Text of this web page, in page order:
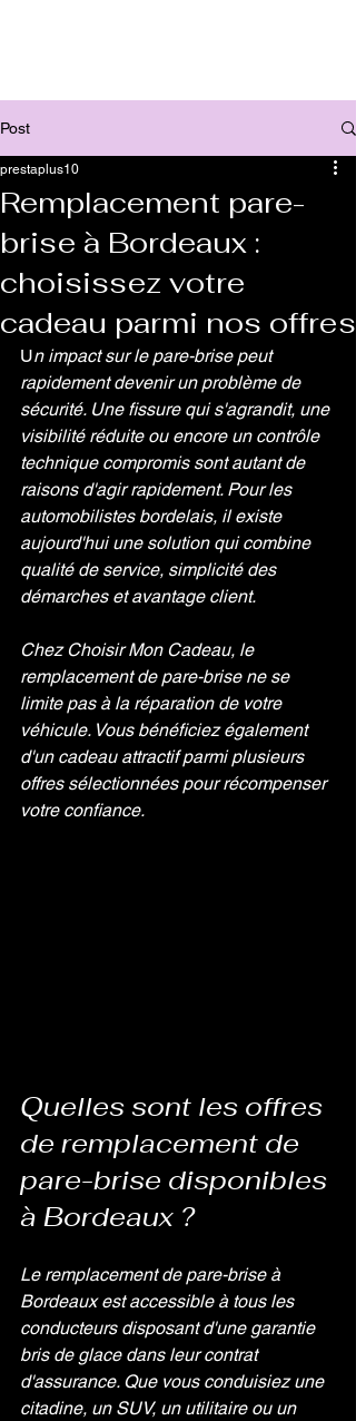
Post
Remplacement pare-
brise à Bordeaux :
choisissez votre
cadeau parmi nos offres
prestaplus10
Un impact sur le pare-brise peut
rapidement devenir un problème de
sécurité. Une fissure qui s'agrandit, une
visibilité réduite ou encore un contrôle
technique compromis sont autant de
raisons d'agir rapidement. Pour les
automobilistes bordelais, il existe
aujourd'hui une solution qui combine
qualité de service, simplicité des
démarches et avantage client.
Chez Choisir Mon Cadeau, le
remplacement de pare-brise ne se
limite pas à la réparation de votre
véhicule. Vous bénéficiez également
d'un cadeau attractif parmi plusieurs
offres sélectionnées pour récompenser
votre confiance.
Quelles sont les offres
de remplacement de
pare-brise disponibles
à Bordeaux ?
Le remplacement de pare-brise à
Bordeaux est accessible à tous les
conducteurs disposant d'une garantie
bris de glace dans leur contrat
d'assurance. Que vous conduisiez une
citadine, un SUV, un utilitaire ou un